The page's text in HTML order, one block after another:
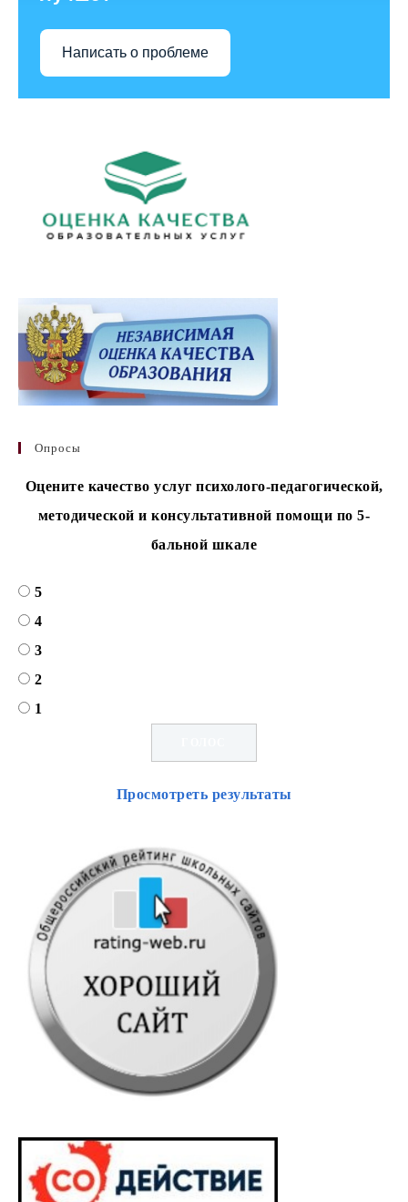
Написать о проблеме
Опросы
Оцените качество услуг психолого-педагогической,
методической и консультативной помощи по 5-
бальной шкале
5
4
3
2
1
Просмотреть результаты